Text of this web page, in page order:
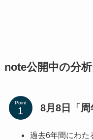
note公開中の分
Point 8月8日「
過去6年間にわた